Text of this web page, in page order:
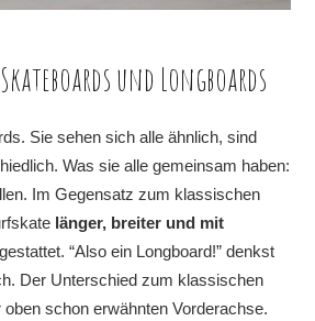
und Longboards
Sie sehen sich alle ähnlich, sind
Was sie alle gemeinsam haben:
Im Gegensatz zum klassischen
länger, breiter und mit
“Also ein Longboard!” denkst
Der Unterschied zum klassischen
oben schon erwähnten Vorderachse.